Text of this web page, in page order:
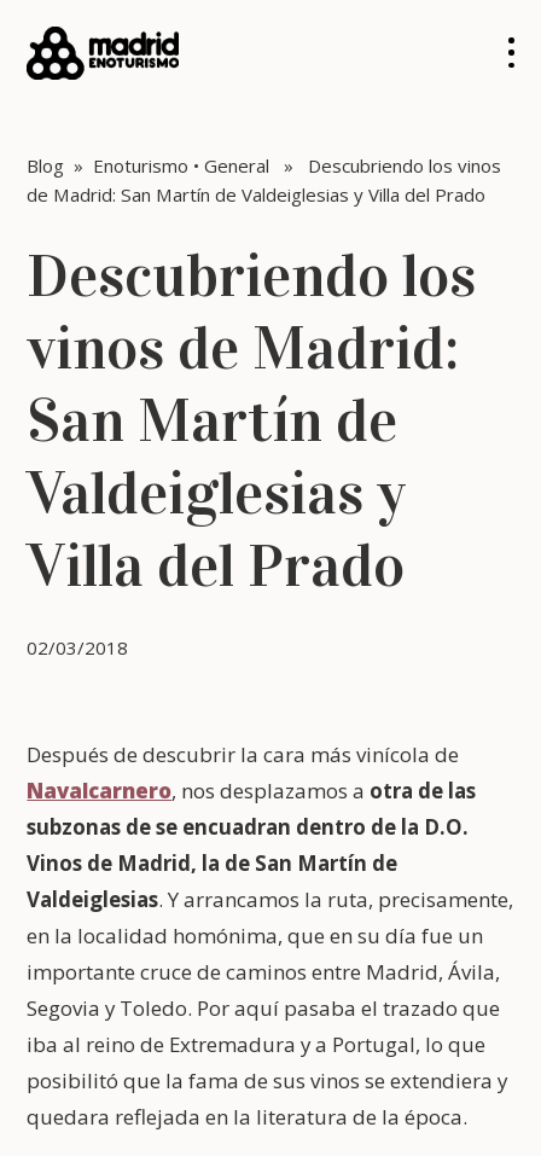
Blog » Enoturismo •General » Descubriendo los vinos
de Madrid: San Martín de Valdeiglesias y Villa del Prado
Descubriendo los
vinos de Madrid:
San Martín de
Valdeiglesias y
Villa del Prado
02/03/2018
Después de descubrir la cara más vinícola de
Navalcarnero, nos desplazamos a otra de las
subzonas de se encuadran dentro de la D.O.
Vinos de Madrid, la de San Martín de
Valdeiglesias. Y arrancamos la ruta, precisamente,
en la localidad homónima, que en su día fue un
importante cruce de caminos entre Madrid, Ávila,
Segovia y Toledo. Por aquí pasaba el trazado que
iba al reino de Extremadura y a Portugal, lo que
posibilitó que la fama de sus vinos se extendiera y
quedara reflejada en la literatura de la época.